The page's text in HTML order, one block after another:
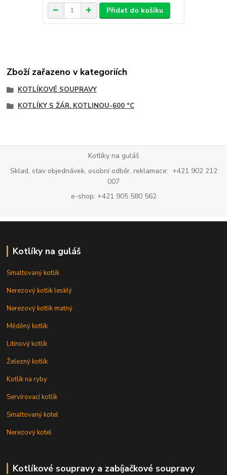
Přidat do košíku
Zboží zařazeno v kategoriích
KOTLÍKOVÉ SOUPRAVY
KOTLÍKY S ŽÁR. KOTLINOU-600 °C
Kotlíky na guláš
Sklad, stav objednávek, osobní odběr, reklamace: +421 902 212
007
e-shop: +421 905 580 562
Kotlíky na guláš
Smaltovaný kotlík
Nerezový kotlík lesklý
Nerezový kotlík matný
Měděný kotlík
Litinový kotlík
Železný kotlík
Kotlík na ryby
Servírovací kotlík
Smaltovaný kotel
Nerezový kotel
Kotlíkové soupravy a zabíjačkové soupravy